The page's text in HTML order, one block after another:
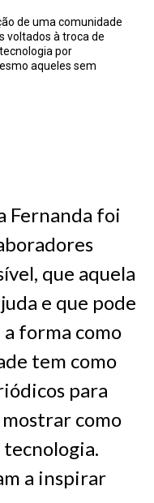
de uma comunidade
voltados à troca de
por
aqueles sem
Fernanda foi
que aquela
e que pode
a forma como
tem como
para
como
tecnologia.
a inspirar